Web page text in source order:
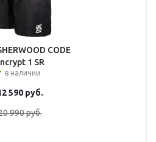
CODE
1 SR
в наличии
590руб.
990руб.